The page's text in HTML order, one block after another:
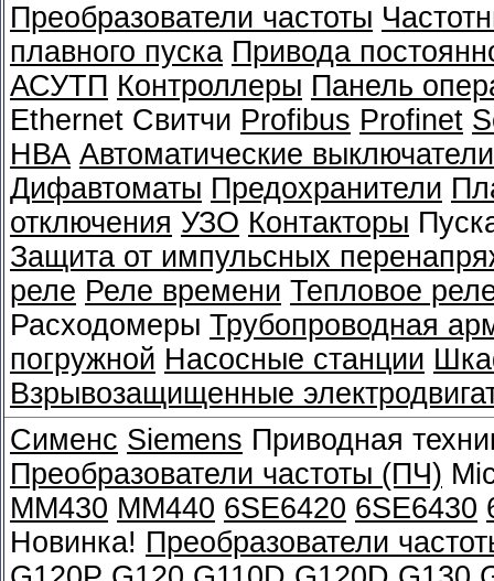
Преобразователи частоты
плавного пуска Привода
АСУТП Контроллеры Панель
Ethernet Свитчи Profibus Profinet
НВА Автоматические выключатели
Дифавтоматы Предохранители
отключения УЗО Контакторы
Защита от импульсных
реле Реле времени Тепловое
Расходомеры Трубопроводная
погружной Насосные станции
Взрывозащищенные
Сименс Siemens Приводная
Преобразователи частоты (ПЧ)
MM430 MM440 6SE6420 6SE6430
Новинка! Преобразователи